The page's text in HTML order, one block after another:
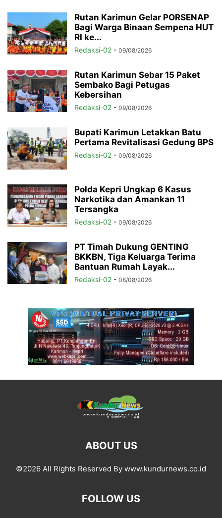
Rutan Karimun Gelar PORSENAP
Bagi Warga Binaan Sempena HUT
RI ke...
Redaksi-02 - 09/08/2026
Rutan Karimun Sebar 15 Paket
Sembako Bagi Petugas
Kebersihan
Redaksi-02 - 09/08/2026
Bupati Karimun Letakkan Batu
Pertama Revitalisasi Gedung BPS
Redaksi-02 - 09/08/2026
Polda Kepri Ungkap 6 Kasus
Narkotika dan Amankan 11
Tersangka
Redaksi-02 - 09/08/2026
PT Timah Dukung GENTING
BKKBN, Tiga Keluarga Terima
Bantuan Rumah Layak...
Redaksi-02 - 08/08/2026
ABOUT US
©2026 All Rights Reserved By www.kundurnews.co.id
FOLLOW US